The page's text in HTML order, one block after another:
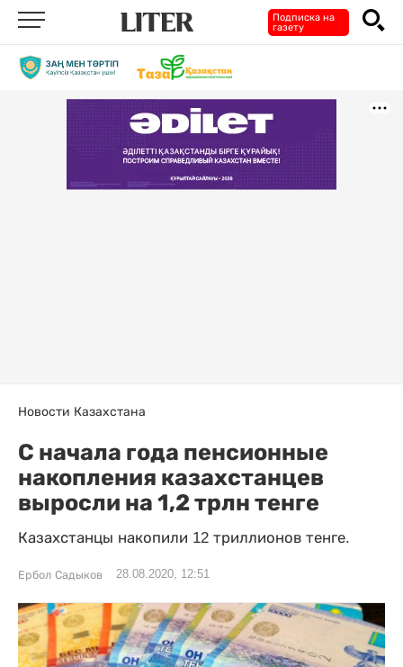
Подписка на
газету
Новости Казахстана
С начала года пенсионные
накопления казахстанцев
выросли на 1,2 трлн тенге
Казахстанцы накопили 12 триллионов тенге.
Ербол Садыков 28.08.2020, 12:51